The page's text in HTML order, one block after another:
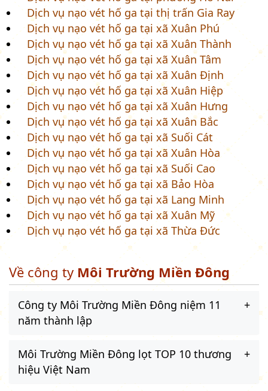
Dịch vụ nạo vét hố ga tại thị trấn Gia Ray
Dịch vụ nạo vét hố ga tại xã Xuân Phú
Dịch vụ nạo vét hố ga tại xã Xuân Thành
Dịch vụ nạo vét hố ga tại xã Xuân Tâm
Dịch vụ nạo vét hố ga tại xã Xuân Định
Dịch vụ nạo vét hố ga tại xã Xuân Hiệp
Dịch vụ nạo vét hố ga tại xã Xuân Hưng
Dịch vụ nạo vét hố ga tại xã Xuân Bắc
Dịch vụ nạo vét hố ga tại xã Suối Cát
Dịch vụ nạo vét hố ga tại xã Xuân Hòa
Dịch vụ nạo vét hố ga tại xã Suối Cao
Dịch vụ nạo vét hố ga tại xã Bảo Hòa
Dịch vụ nạo vét hố ga tại xã Lang Minh
Dịch vụ nạo vét hố ga tại xã Xuân Mỹ
Dịch vụ nạo vét hố ga tại xã Thừa Đức
Về công ty Môi Trường Miền Đông
Công ty Môi Trường Miền Đông niệm 11
năm thành lập
Môi Trường Miền Đông lọt TOP 10 thương
hiệu Việt Nam